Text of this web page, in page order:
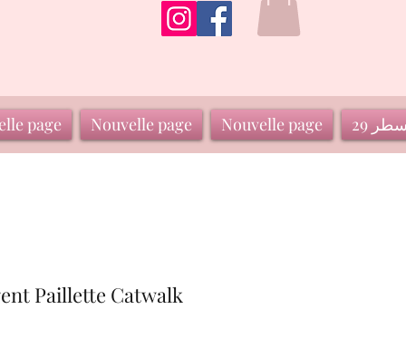
page Nouvelle page Nouvelle page 29
Paillette Catwalk